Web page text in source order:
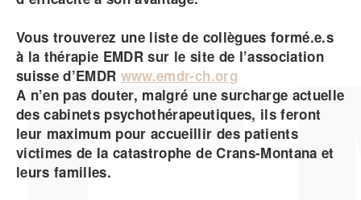
Vous trouverez une liste de collègues formé.e.s
à la thérapie EMDR sur le site de l’association
suisse d’EMDR www.emdr-ch.org
A n’en pas douter, malgré une surcharge actuelle
des cabinets psychothérapeutiques, ils feront
leur maximum pour accueillir des patients
victimes de la catastrophe de Crans-Montana et
leurs familles.